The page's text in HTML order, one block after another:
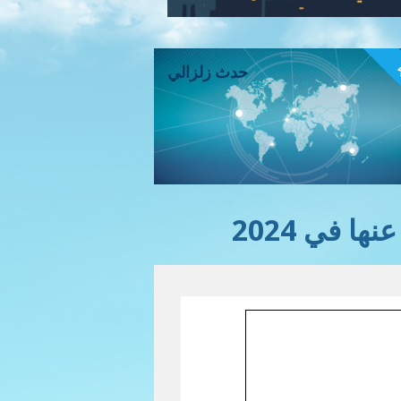
حدث زلزالي
في 2024